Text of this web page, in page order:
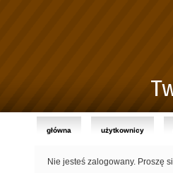
główna użytkownicy
Nie jesteś zalogowany. Proszę